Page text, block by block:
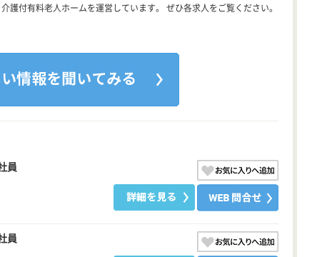
護付有料老人ホームを運営しています。 ぜひ各求人をご覧ください。
員
員